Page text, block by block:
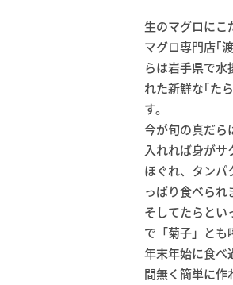
生のマグロにこ
マグロ専門店｢
らは岩手県で水
れた新鮮な｢た
す。
今が旬の真だら
入れれば身がサ
ほぐれ、タンパ
っぱり食べられ
そしてたらとい
で「菊子」とも
年末年始に食べ
間無く簡単に作